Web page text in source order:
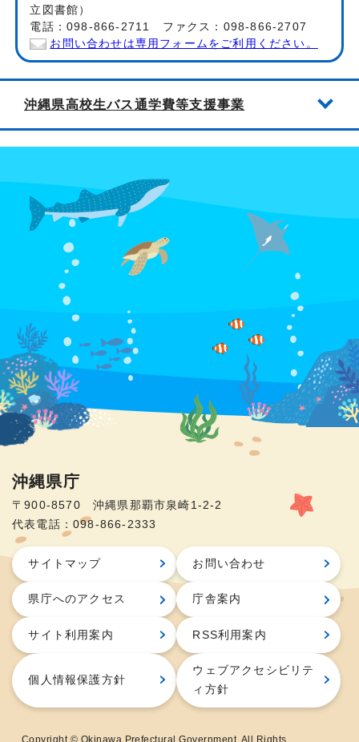
立図書館）
電話：098-866-2711 ファクス：098-866-2707
お問い合わせは専用フォームをご利用ください。
沖縄県高校生バス通学費等支援事業
沖縄県庁
〒900-8570 沖縄県那覇市泉崎1-2-2
代表電話：098-866-2333
サイトマップ お問い合わせ
県庁へのアクセス 庁舎案内
サイト利用案内 RSS利用案内
個人情報保護方針
ウェブアクセシビリテ
ィ方針
Copyright © Okinawa Prefectural Government. All Rights